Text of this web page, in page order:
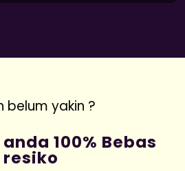
belum yakin ?
100% Bebas
resiko